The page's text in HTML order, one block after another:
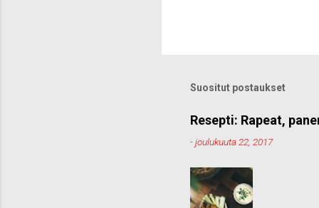
Suositut postaukset
Resepti: Rapeat,
-joulukuuta 22, 2017